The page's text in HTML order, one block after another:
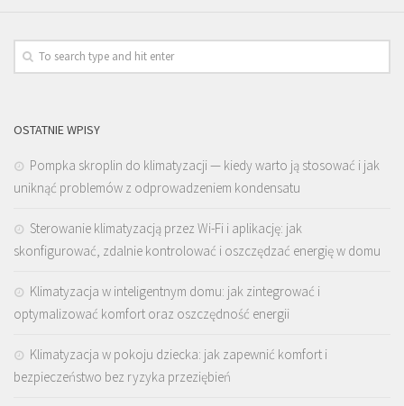
OSTATNIE WPISY
Pompka skroplin do klimatyzacji — kiedy warto ją stosować i jak
uniknąć problemów z odprowadzeniem kondensatu
Sterowanie klimatyzacją przez Wi-Fi i aplikację: jak
skonfigurować, zdalnie kontrolować i oszczędzać energię w domu
Klimatyzacja w inteligentnym domu: jak zintegrować i
optymalizować komfort oraz oszczędność energii
Klimatyzacja w pokoju dziecka: jak zapewnić komfort i
bezpieczeństwo bez ryzyka przeziębień